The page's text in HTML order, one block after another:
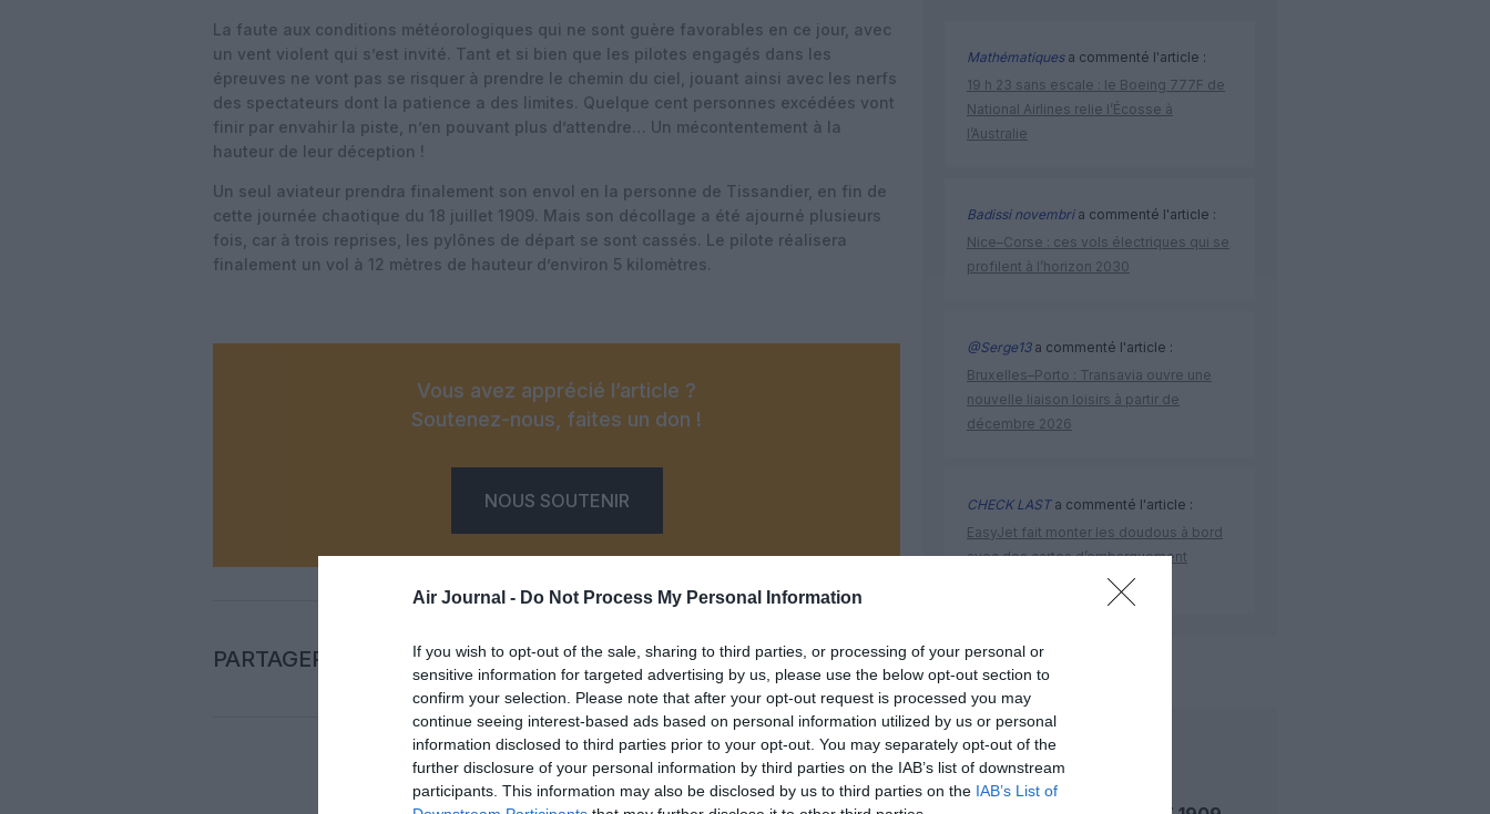
Air Journal - Do Not Process My Personal Information
If you wish to opt-out of the sale, sharing to third parties, or processing of your personal or
sensitive information for targeted advertising by us, please use the below opt-out section to
confirm your selection. Please note that after your opt-out request is processed you may
continue seeing interest-based ads based on personal information utilized by us or personal
information disclosed to third parties prior to your opt-out. You may separately opt-out of the
further disclosure of your personal information by third parties on the IAB’s list of downstream
participants. This information may also be disclosed by us to third parties on the IAB’s List of
La faute aux conditions météorologiques qui ne sont guère favorables en ce jour, avec
un vent violent qui s’est invité. Tant et si bien que les pilotes engagés dans les
épreuves ne vont pas se risquer à prendre le chemin du ciel, jouant ainsi avec les nerfs
des spectateurs dont la patience a des limites. Quelque cent personnes excédées vont
finir par envahir la piste, n’en pouvant plus d’attendre… Un mécontentement à la
hauteur de leur déception !
Un seul aviateur prendra finalement son envol en la personne de Tissandier, en fin de
cette journée chaotique du 18 juillet 1909. Mais son décollage a été ajourné plusieurs
fois, car à trois reprises, les pylônes de départ se sont cassés. Le pilote réalisera
finalement un vol à 12 mètres de hauteur d’environ 5 kilomètres.
Vous avez apprécié l’article ?
Soutenez-nous, faites un don !
NOUS SOUTENIR
PARTAGER L'ARTICLE
FacebookTwitterPinterestLinkedInEmail Print
Aucun commentaire !
Mathématiquesa commenté l'article :
19 h 23 sans escale : le Boeing 777F de
National Airlines relie l’Écosse à
l’Australie
Badissi novembria commenté l'article :
Nice–Corse : ces vols électriques qui se
profilent à l’horizon 2030
@Serge13a commenté l'article :
Bruxelles–Porto : Transavia ouvre une
nouvelle liaison loisirs à partir de
décembre 2026
CHECK LASTa commenté l'article :
EasyJet fait monter les doudous à bord
avec des cartes d’embarquement
histoire de l'aviation
LIRE AUSSI